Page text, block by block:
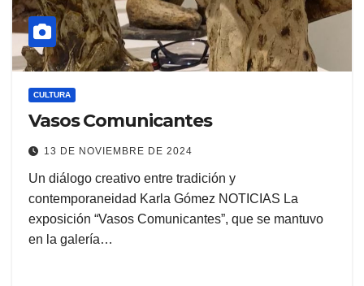
CULTURA
Vasos Comunicantes
13 DE NOVIEMBRE DE 2024
Un diálogo creativo entre tradición y
contemporaneidad Karla Gómez NOTICIAS La
exposición “Vasos Comunicantes”, que se mantuvo
en la galería…